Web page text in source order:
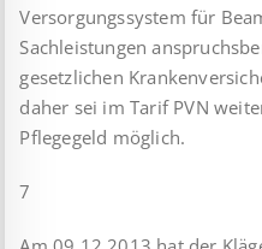
Versorgungssystem für
Sachleistungen
gesetzlichen
daher sei im Tarif PVN
Pflegegeld möglich.
7